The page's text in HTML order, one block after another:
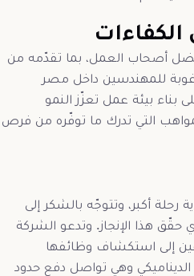
أصحاب العمل، بما تقدّمه من
للمهندسين داخل مصر
بيئة عمل تعزّز النمو
التي تدرك ما توفّره من فرص
رحلة أكبر، وتتوجّه بالشكر إلى
حقّق هذا الإنجاز. وتدعو الشركة
إلى استكشاف وظائفها
الديناميكي وهي تواصل دفع حدود